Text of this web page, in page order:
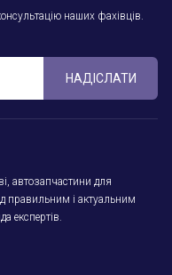
наших фахівців.
НАДІСЛАТИ
автозапчастини для
правильним і актуальним
експертів.